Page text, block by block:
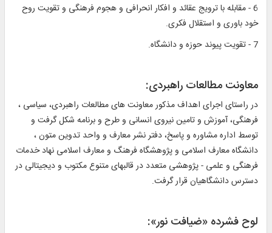
6 - مقابله با ترويج عقائد و افكار انحرافى و هجوم فرهنگى و تقويت روح
خود باورى و استقلال فكرى.
7 - تقويت پيوند حوزه و دانشگاه.
معاونت مطالعات راهبردى:
در راستاى اجراى اهداف مذكور معاونت هاى مطالعات راهبردى، سياسى ،
فرهنگى، آموزش و تامين نيروى انسانى و طرح و برنامه شكل گرفت و
توسط اداره مشاوره و پاسخ، دفت‏ر نشر معارف و واحد تدوين متون ،
دانشگاه معارف اسلامى و پژوهشگاه فرهنگ و معارف اسلامى نهاد خدمات
فرهنگى و علمى - پژوهشى متعدد در قالبهاى متنوع مكتوب و ديجيتالى در
دسترس دانشگاهيان قرار گرفت.
لوح فشرده «ضيافت نور»: